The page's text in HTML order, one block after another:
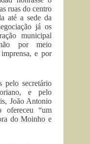
ruas do centro
até a sede da
já os
municipal
por meio
e por
pelo secretário
e pelo
João Antonio
“um
do Moinho e